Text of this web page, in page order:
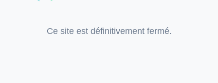
Ce site est définitivement fermé.